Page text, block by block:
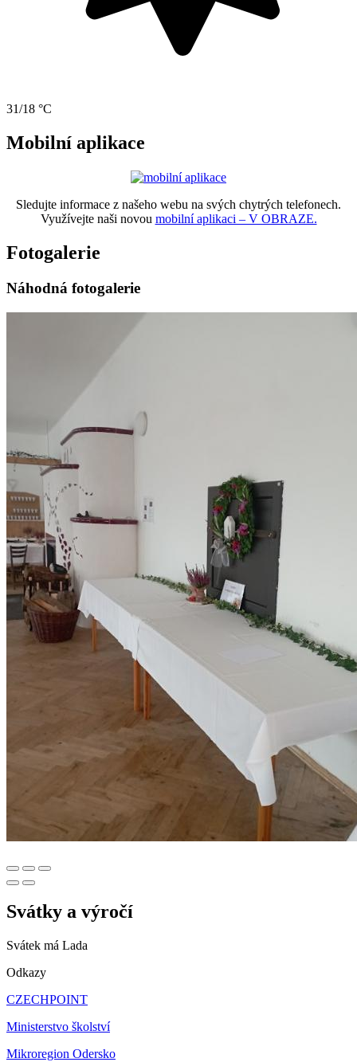
31/18 °C
Mobilní aplikace
Sledujte informace z našeho webu na svých chytrých telefonech.
Využívejte naši novou mobilní aplikaci – V OBRAZE.
Fotogalerie
Náhodná fotogalerie
Svátky a výročí
Svátek má Lada
Odkazy
CZECHPOINT
Ministerstvo školství
Mikroregion Odersko